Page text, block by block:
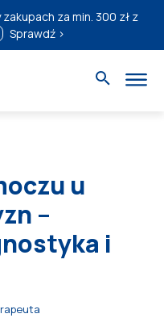
zakupach za min. 300 zł z
Sprawdź ›
u
–
i